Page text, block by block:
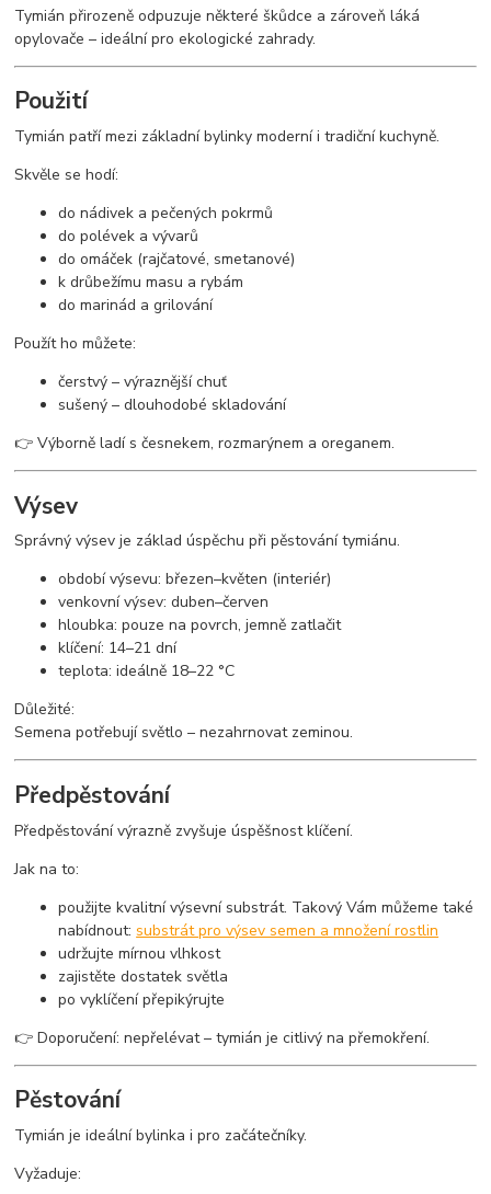
Tymián přirozeně odpuzuje některé škůdce a zároveň láká
opylovače – ideální pro ekologické zahrady.
Použití
Tymián patří mezi základní bylinky moderní i tradiční kuchyně.
Skvěle se hodí:
do nádivek a pečených pokrmů
do polévek a vývarů
do omáček (rajčatové, smetanové)
k drůbežímu masu a rybám
do marinád a grilování
Použít ho můžete:
čerstvý – výraznější chuť
sušený – dlouhodobé skladování
👉 Výborně ladí s česnekem, rozmarýnem a oreganem.
Výsev
Správný výsev je základ úspěchu při pěstování tymiánu.
období výsevu: březen–květen (interiér)
venkovní výsev: duben–červen
hloubka: pouze na povrch, jemně zatlačit
klíčení: 14–21 dní
teplota: ideálně 18–22 °C
Důležité:
Semena potřebují světlo – nezahrnovat zeminou.
Předpěstování
Předpěstování výrazně zvyšuje úspěšnost klíčení.
Jak na to:
použijte kvalitní výsevní substrát. Takový Vám můžeme také
nabídnout:substrát pro výsev semen a množení rostlin
udržujte mírnou vlhkost
zajistěte dostatek světla
po vyklíčení přepikýrujte
👉 Doporučení: nepřelévat – tymián je citlivý na přemokření.
Pěstování
Tymián je ideální bylinka i pro začátečníky.
Vyžaduje: